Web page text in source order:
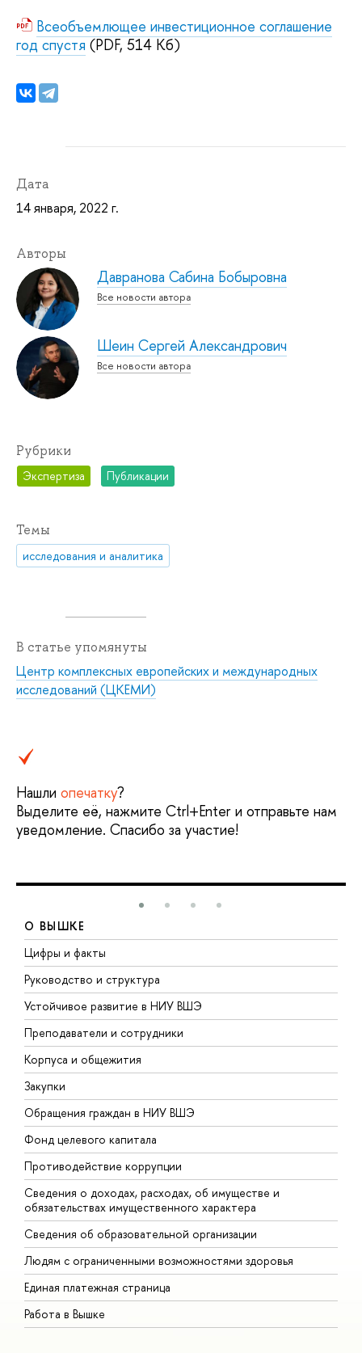
Всеобъемлющее инвестиционное соглашение
год спустя (PDF, 514 Кб)
Дата
14 января, 2022 г.
Авторы
Давранова Сабина Бобыровна
Все новости автора
Шеин Сергей Александрович
Все новости автора
Рубрики
Экспертиза Публикации
Темы
исследования и аналитика
В статье упомянуты
Центр комплексных европейских и международных
исследований (ЦКЕМИ)
Нашли опечатку?
Выделите её, нажмите Ctrl+Enter и отправьте нам
уведомление. Спасибо за участие!
О ВЫШКЕ
Цифры и факты
Руководство и структура
Устойчивое развитие в НИУ ВШЭ
Преподаватели и сотрудники
Корпуса и общежития
Закупки
Обращения граждан в НИУ ВШЭ
Фонд целевого капитала
Противодействие коррупции
Сведения о доходах, расходах, об имуществе и
обязательствах имущественного характера
Сведения об образовательной организации
Людям с ограниченными возможностями здоровья
Единая платежная страница
Работа в Вышке